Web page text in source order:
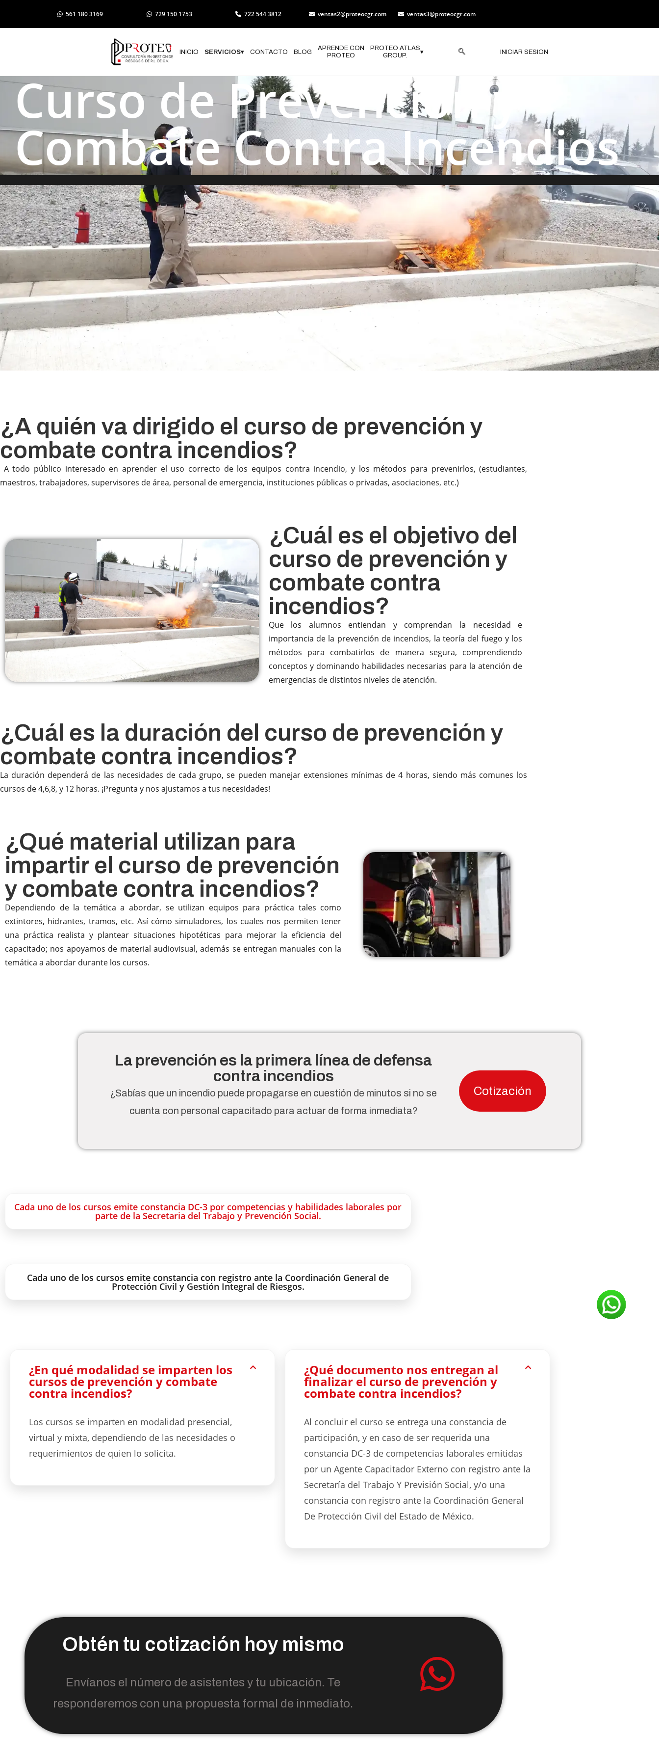
561 180 3169 729 150 1753 722 544 3812 ventas2@proteocgr.com ventas3@proteocgr.com
INICIO SERVICIOS▾ CONTACTO BLOG
APRENDE CON
PROTEO
PROTEO ATLAS
GROUP.
▾ INICIAR SESION
Curso de Prevención y
Combate Contra Incendios
¿A quién va dirigido el curso de prevención y
combate contra incendios?
A todo público interesado en aprender el uso correcto de los equipos contra incendio, y los métodos para prevenirlos, (estudiantes,
maestros, trabajadores, supervisores de área, personal de emergencia, instituciones públicas o privadas, asociaciones, etc.)
¿Cuál es el objetivo del
curso de prevención y
combate contra
incendios?
Que los alumnos entiendan y comprendan la necesidad e
importancia de la prevención de incendios, la teoría del fuego y los
métodos para combatirlos de manera segura, comprendiendo
conceptos y dominando habilidades necesarias para la atención de
emergencias de distintos niveles de atención.
¿Cuál es la duración del curso de prevención y
combate contra incendios?
La duración dependerá de las necesidades de cada grupo, se pueden manejar extensiones mínimas de 4 horas, siendo más comunes los
cursos de 4,6,8, y 12 horas. ¡Pregunta y nos ajustamos a tus necesidades!
¿Qué material utilizan para
impartir el curso de prevención
y combate contra incendios?
Dependiendo de la temática a abordar, se utilizan equipos para práctica tales como
extintores, hidrantes, tramos, etc. Así cómo simuladores, los cuales nos permiten tener
una práctica realista y plantear situaciones hipotéticas para mejorar la eficiencia del
capacitado; nos apoyamos de material audiovisual, además se entregan manuales con la
temática a abordar durante los cursos.
La prevención es la primera línea de defensa
contra incendios
¿Sabías que un incendio puede propagarse en cuestión de minutos si no se
cuenta con personal capacitado para actuar de forma inmediata?
Cotización
Cada uno de los cursos emite constancia DC-3 por competencias y habilidades laborales por
parte de la Secretaria del Trabajo y Prevención Social.
Cada uno de los cursos emite constancia con registro ante la Coordinación General de
Protección Civil y Gestión Integral de Riesgos.
¿En qué modalidad se imparten los
cursos de prevención y combate
contra incendios?
Los cursos se imparten en modalidad presencial,
virtual y mixta, dependiendo de las necesidades o
requerimientos de quien lo solicita.
¿Qué documento nos entregan al
finalizar el curso de prevención y
combate contra incendios?
Al concluir el curso se entrega una constancia de
participación, y en caso de ser requerida una
constancia DC-3 de competencias laborales emitidas
por un Agente Capacitador Externo con registro ante la
Secretaría del Trabajo Y Previsión Social, y/o una
constancia con registro ante la Coordinación General
De Protección Civil del Estado de México.
Obtén tu cotización hoy mismo
Envíanos el número de asistentes y tu ubicación. Te
responderemos con una propuesta formal de inmediato.